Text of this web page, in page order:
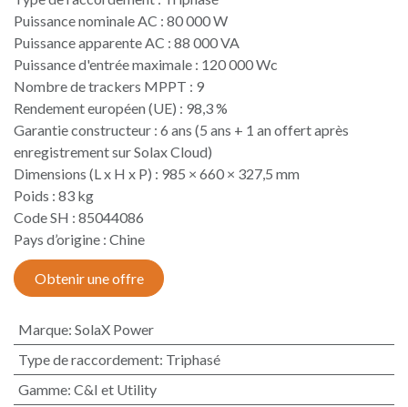
Puissance nominale AC : 80 000 W
Puissance apparente AC : 88 000 VA
Puissance d'entrée maximale : 120 000 Wc
Nombre de trackers MPPT : 9
Rendement européen (UE) : 98,3 %
Garantie constructeur : 6 ans (5 ans + 1 an offert après
enregistrement sur Solax Cloud)
Dimensions (L x H x P) : 985 × 660 × 327,5 mm
Poids : 83 kg
Code SH : 85044086
Pays d’origine : Chine​
Obtenir une offre
Marque: SolaX Power
Type de raccordement: Triphasé
Gamme: C&I et Utility